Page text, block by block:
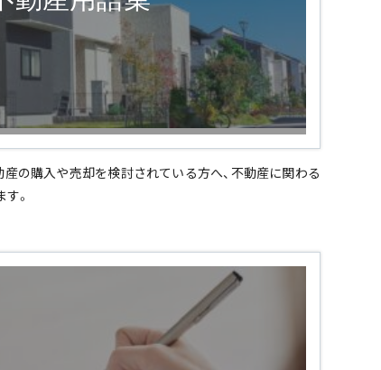
の購入や売却を検討されている方へ、不動産に関わる
。